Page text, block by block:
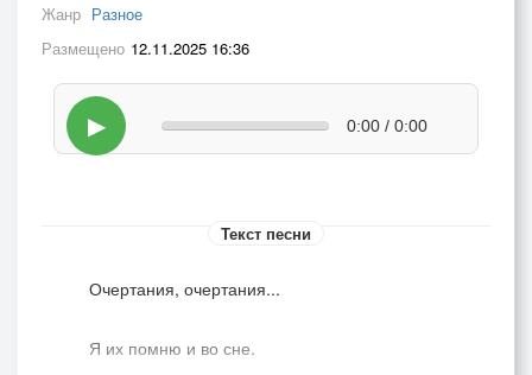
Жанр Разное
Размещено 12.11.2025 16:36
▶ 0:00 / 0:00
Текст песни
Очертания, очертания...
Я их помню и во сне.